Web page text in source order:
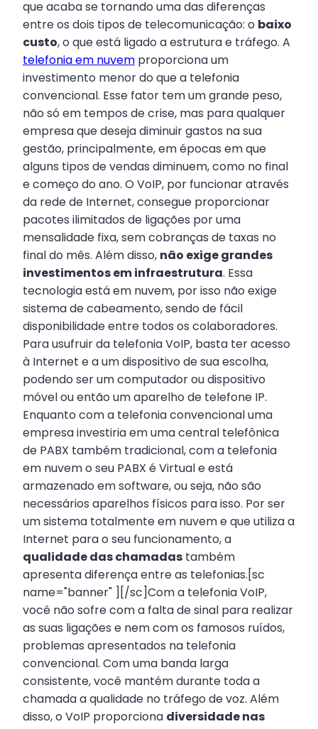
que acaba se tornando uma das diferenças
entre os dois tipos de telecomunicação: o baixo
custo, o que está ligado a estrutura e tráfego. A
telefonia em nuvem proporciona um
investimento menor do que a telefonia
convencional. Esse fator tem um grande peso,
não só em tempos de crise, mas para qualquer
empresa que deseja diminuir gastos na sua
gestão, principalmente, em épocas em que
alguns tipos de vendas diminuem, como no final
e começo do ano. O VoIP, por funcionar através
da rede de Internet, consegue proporcionar
pacotes ilimitados de ligações por uma
mensalidade fixa, sem cobranças de taxas no
final do mês. Além disso, não exige grandes
investimentos em infraestrutura. Essa
tecnologia está em nuvem, por isso não exige
sistema de cabeamento, sendo de fácil
disponibilidade entre todos os colaboradores.
Para usufruir da telefonia VoIP, basta ter acesso
à Internet e a um dispositivo de sua escolha,
podendo ser um computador ou dispositivo
móvel ou então um aparelho de telefone IP.
Enquanto com a telefonia convencional uma
empresa investiria em uma central telefônica
de PABX também tradicional, com a telefonia
em nuvem o seu PABX é Virtual e está
armazenado em software, ou seja, não são
necessários aparelhos físicos para isso. Por ser
um sistema totalmente em nuvem e que utiliza a
Internet para o seu funcionamento, a
qualidade das chamadas também
apresenta diferença entre as telefonias.[sc
name="banner" ][/sc]Com a telefonia VoIP,
você não sofre com a falta de sinal para realizar
as suas ligações e nem com os famosos ruídos,
problemas apresentados na telefonia
convencional. Com uma banda larga
consistente, você mantém durante toda a
chamada a qualidade no tráfego de voz. Além
disso, o VoIP proporciona diversidade nas